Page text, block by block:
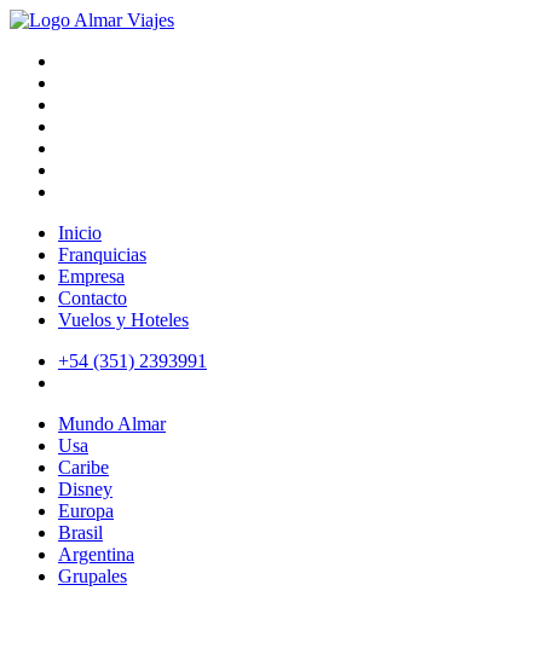
Inicio
Franquicias
Empresa
Contacto
Vuelos y Hoteles
+54 (351) 2393991
Mundo Almar
Usa
Caribe
Disney
Europa
Brasil
Argentina
Grupales